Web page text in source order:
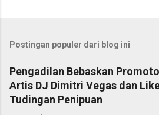
Postingan populer dari blog ini
Pengadilan Bebaskan
Artis DJ Dimitri Vegas dan
Tudingan Penipuan